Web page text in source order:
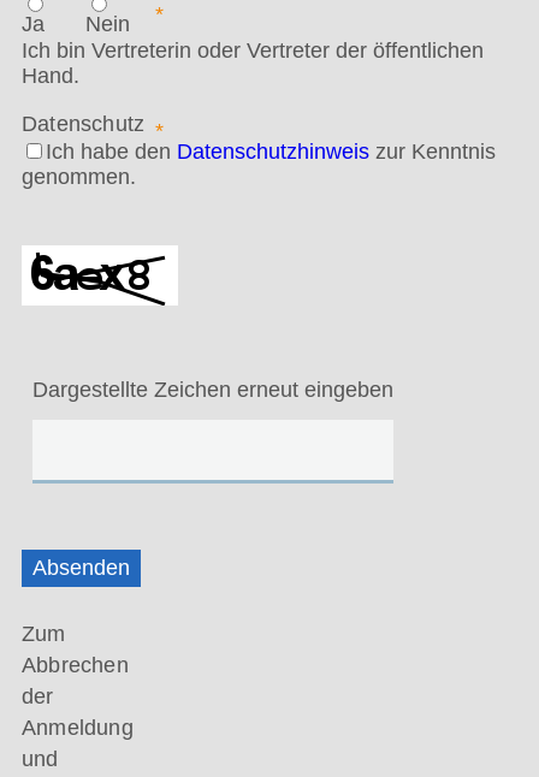
Ja Nein
*
Ich bin Vertreterin oder Vertreter der öffentlichen
Hand.
Datenschutz *
Ich habe den Datenschutzhinweis zur Kenntnis
genommen.
Dargestellte Zeichen erneut eingeben
Absenden
Zum
Abbrechen
der
Anmeldung
und